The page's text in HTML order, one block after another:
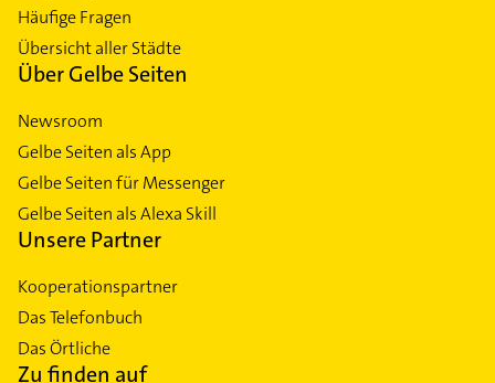
Häufige Fragen
Übersicht aller Städte
Über Gelbe Seiten
Newsroom
Gelbe Seiten als App
Gelbe Seiten für Messenger
Gelbe Seiten als Alexa Skill
Unsere Partner
Kooperationspartner
Das Telefonbuch
Das Örtliche
Zu finden auf